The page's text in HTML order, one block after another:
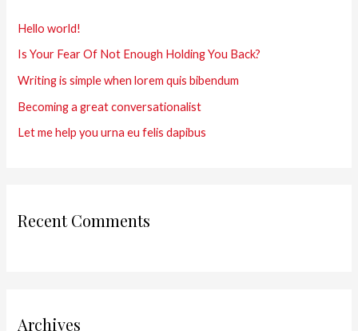
c
h
e
r
Hello world!
Is Your Fear Of Not Enough Holding You Back?
Writing is simple when lorem quis bibendum
Becoming a great conversationalist
Let me help you urna eu felis dapibus
Recent Comments
Archives